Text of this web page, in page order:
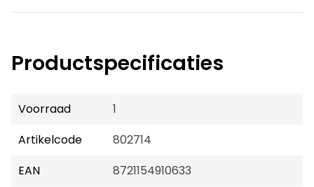
Productspecificaties
Voorraad
1
Artikelcode
802714
EAN
8721154910633